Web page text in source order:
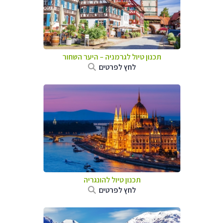
תכנון טיול לגרמניה – היער השחור
לחץ לפרטים
תכנון טיול להונגריה
לחץ לפרטים